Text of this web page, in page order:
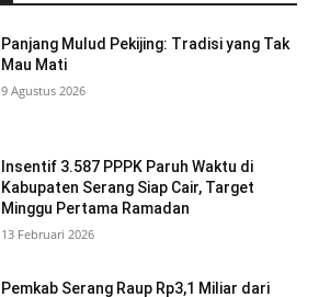
Panjang Mulud Pekijing: Tradisi yang Tak
Mau Mati
9 Agustus 2026
Insentif 3.587 PPPK Paruh Waktu di
Kabupaten Serang Siap Cair, Target
Minggu Pertama Ramadan
13 Februari 2026
Pemkab Serang Raup Rp3,1 Miliar dari